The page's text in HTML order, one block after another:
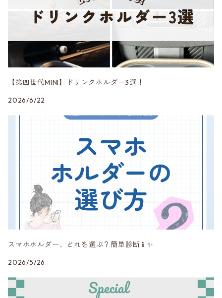
CRAFTPLUS
CRAVEN SPEED
DuelL AG
Peak Design
RAYS
Studie AG
第四世代 F65/66/67・J01/05・U25
【第四世代MINI】ドリンクホルダー3選！
2026/6/22
スマホホルダー、どれを選ぶ？簡単診断📱✨
2026/5/26